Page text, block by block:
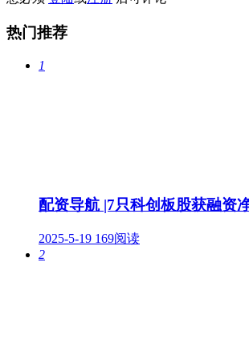
热门推荐
1
配资导航 |7只科创板股获融资
2025-5-19 169阅读
2